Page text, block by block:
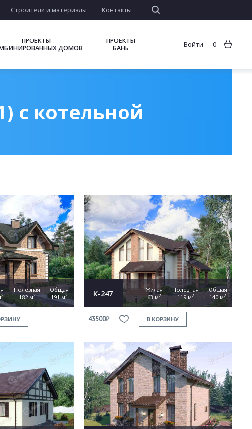
Строители и материалы Контакты
ПРОЕКТЫ
ДОМОВ
ПРОЕКТЫ
БАНЬ
Войти 0
с котельной
2
Полезная
182 м2
Общая
191 м2 К-247
Жилая
63 м2
Полезная
119 м2
Общая
140 м2
43500₽ В КОРЗИНУ